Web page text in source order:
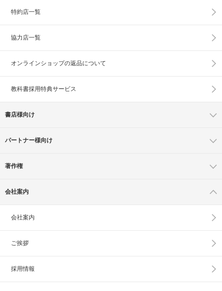
特約店一覧
協力店一覧
オンラインショップの返品について
教科書採用特典サービス
書店様向け
パートナー様向け
著作権
会社案内
会社案内
ご挨拶
採用情報